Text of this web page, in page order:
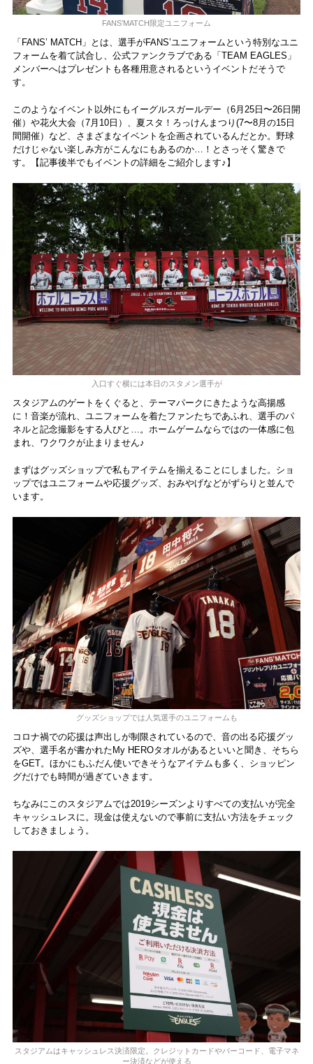
FANS’MATCH限定ユニフォーム
「FANS’ MATCH」とは、選手がFANS’ユニフォームという特別なユニ
フォームを着て試合し、公式ファンクラブである「TEAM EAGLES」
メンバーへはプレゼントも各種用意されるというイベントだそうで
す。
このようなイベント以外にもイーグルスガールデー（6月25日〜26日開
催）や花火大会（7月10日）、夏スタ！ろっけんまつり(7〜8月の15日
間開催）など、さまざまなイベントを企画されているんだとか。野球
だけじゃない楽しみ方がこんなにもあるのか…！とさっそく驚きで
す。【記事後半でもイベントの詳細をご紹介します♪】
入口すぐ横には本日のスタメン選手が
スタジアムのゲートをくぐると、テーマパークにきたような高揚感
に！音楽が流れ、ユニフォームを着たファンたちであふれ、選手のパ
ネルと記念撮影をする人びと…。ホームゲームならではの一体感に包
まれ、ワクワクが止まりません♪
まずはグッズショップで私もアイテムを揃えることにしました。ショ
ップではユニフォームや応援グッズ、おみやげなどがずらりと並んで
います。
グッズショップでは人気選手のユニフォームも
コロナ禍での応援は声出しが制限されているので、音の出る応援グッ
ズや、選手名が書かれたMy HEROタオルがあるといいと聞き、そちら
をGET。ほかにもふだん使いできそうなアイテムも多く、ショッピン
グだけでも時間が過ぎていきます。
ちなみにこのスタジアムでは2019シーズンよりすべての支払いが完全
キャッシュレスに。現金は使えないので事前に支払い方法をチェック
しておきましょう。
スタジアムはキャッシュレス決済限定。クレジットカードやバーコード、電子マネ
ー決済などが使える